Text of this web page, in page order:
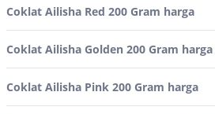
Coklat Ailisha Red 200 Gram harga
Coklat Ailisha Golden 200 Gram harga
Coklat Ailisha Pink 200 Gram harga